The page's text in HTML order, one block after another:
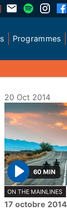
Programmes
20 Oct 2014
P
l
a
60 MIN
ON THE MAINLINES
17 octobre 2014